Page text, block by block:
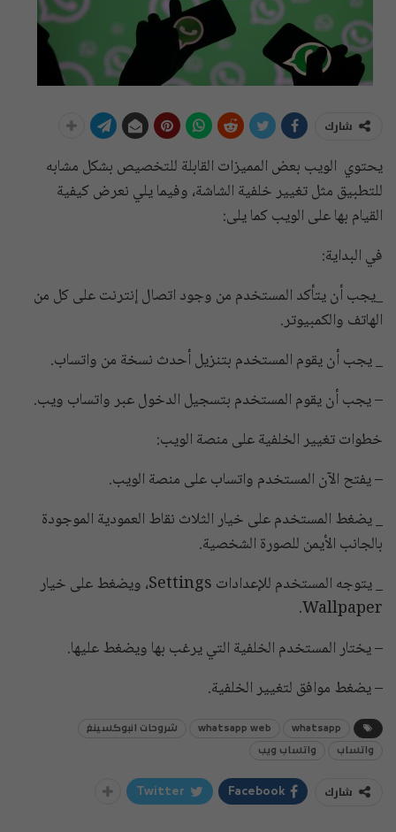
شارك
يحتوي الويب بعض المميزات القابلة للتخصيص بشكل مشابه
للتطبيق مثل تغيير خلفية الشاشة، وفيما يلي نعرض كيفية
القيام بها على الويب كما يلى:
في البداية:
_يجب أن يتأكد المستخدم من وجود اتصال إنترنت على كل من
الهاتف والكمبيوتر.
_ يجب أن يقوم المستخدم بتنزيل أحدث نسخة من واتساب.
– يجب أن يقوم المستخدم بتسجيل الدخول عبر واتساب ويب.
خطوات تغيير الخلفية على منصة الويب:
– يفتح الآن المستخدم واتساب على منصة الويب.
_ يضغط المستخدم على خيار الثلاث نقاط العمودية الموجودة
بالجانب الأيمن للصورة الشخصية.
_ يتوجه المستخدم للإعدادات Settings، ويضغط على خيار
Wallpaper.
– يختار المستخدم الخلفية التي يرغب بها ويضغط عليها.
– يضغط موافق لتغيير الخلفية.
whatsapp
whatsapp web شروحات انبوكسينغ
واتساب واتساب ويب
شارك Facebook
Twitter